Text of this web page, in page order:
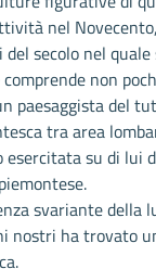
nel
secolo nel quale
non
paesaggista del
tra area
esercitata su di lui
svariante della
nostri ha trovato